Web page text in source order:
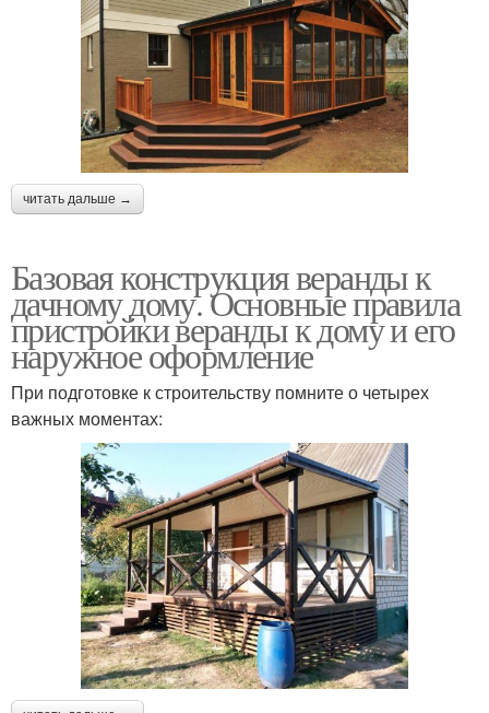
читать дальше →
Базовая конструкция веранды к
дачному дому. Основные правила
пристройки веранды к дому и его
наружное оформление
При подготовке к строительству помните о четырех
важных моментах: